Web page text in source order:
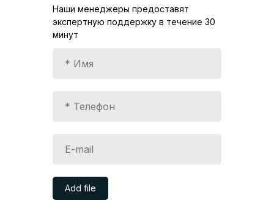
Add file
Наши менеджеры предоставят
экспертную поддержку в течение 30
минут